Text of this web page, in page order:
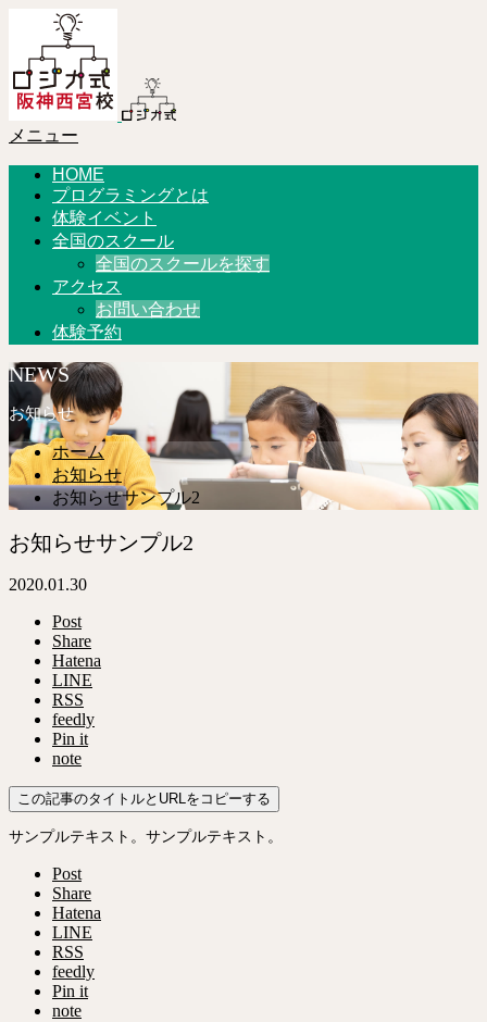
メニュー
HOME
プログラミングとは
体験イベント
全国のスクール
全国のスクールを探す
アクセス
お問い合わせ
体験予約
NEWS
お知らせ
ホーム
お知らせ
お知らせサンプル2
お知らせサンプル2
2020.01.30
Post
Share
Hatena
LINE
RSS
feedly
Pin it
note
この記事のタイトルとURLをコピーする
サンプルテキスト。サンプルテキスト。
Post
Share
Hatena
LINE
RSS
feedly
Pin it
note